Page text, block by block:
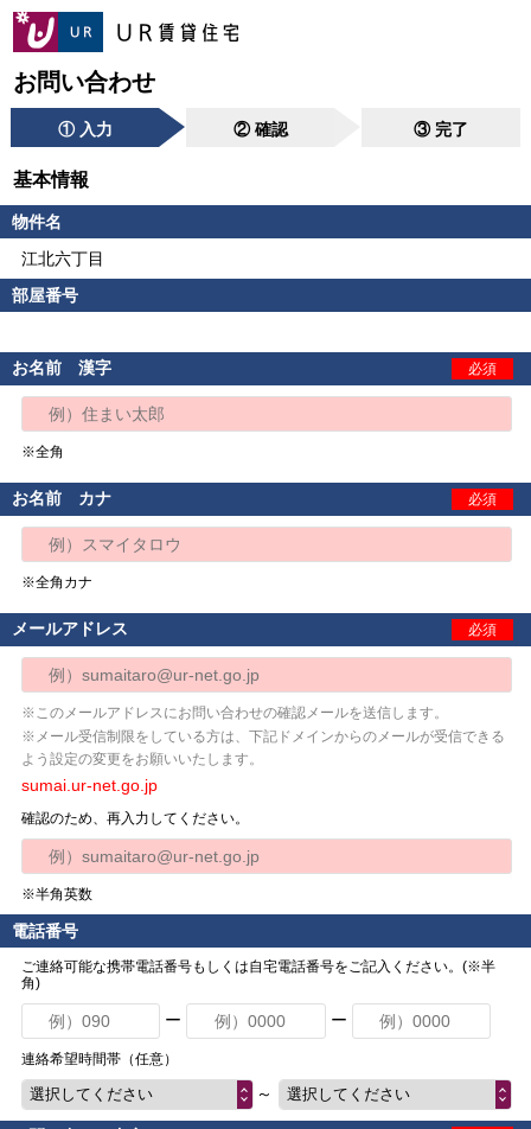
お問い合わせ
① 入力 ② 確認 ③ 完了
基本情報
物件名
江北六丁目
部屋番号
お名前 漢字 必須
※全角
お名前 カナ 必須
※全角カナ
メールアドレス 必須
※このメールアドレスにお問い合わせの確認メールを送信します。
※メール受信制限をしている方は、下記ドメインからのメールが受信できる
よう設定の変更をお願いいたします。
sumai.ur-net.go.jp
確認のため、再入力してください。
※半角英数
電話番号
ご連絡可能な携帯電話番号もしくは自宅電話番号をご記入ください。(※半
角)
ー ー
連絡希望時間帯（任意）
選択してください ～ 選択してください